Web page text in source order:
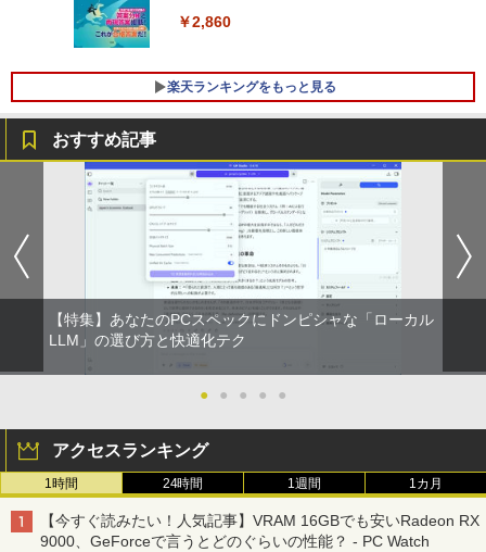
付き｜楽天1位 三冠獲得｜豪華特典付き
き｜15.6型 テンキー付き｜ノートパソコ
ンWindows11 第8世代｜ノートパソコン
【エントリーでポイント10倍】 【Cラン
ク 訳あり】中古 ノートパソコン VAIO Pr
o PK 第10世代 Core i5 1035G1 メモリ1
6GB SSD 256GB Windows11 Pro 14イ
ンチ フルHD FHDカメラ 顔認証 Wi-Fi6
超軽量 バイオ 中古PC
￥29,800
ore i7 第4世代 Office付き メモリ16GB
SSD512GB 初期設定済 ホワイト ブラッ
【ポイント10倍：8月3日20時00分から8
月11日01時59分まで】 [ジャンク] mous
e(マウス) G-Tune E5-165 ゲーミングノ
ートパソコン 2208E5-165-ADLABW11 2
208e5-165-adlabw11 [難あり(D)]
￥79,800
シンプラス SP-MBM156 【送料無料】
5
00Hz /180Hz/165Hz/100Hz ゲーミングモ
ニター 1ms応答 pcモニター パソコン モ
ニター 非光沢 スピーカー内蔵 HDR/Free
sync/VESA cocopar HG-238
￥13,999
￥2,860
楽天ランキングをもっと見る
おすすめ記事
【特集】あなたのPCスペックにドンピシャな「ローカル
LLM」の選び方と快適化テク
● ● ● ● ●
アクセスランキング
1時間 24時間 1週間 1カ月
【今すぐ読みたい！人気記事】VRAM 16GBでも安いRadeon RX
9000、GeForceで言うとどのぐらいの性能？ - PC Watch